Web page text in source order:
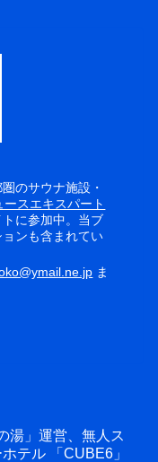
のサウナ施設・
ースエキスパート
に参加中。当ブ
ンも含まれてい
ま
湯」運営、無人ス
テル 「CUBE6」